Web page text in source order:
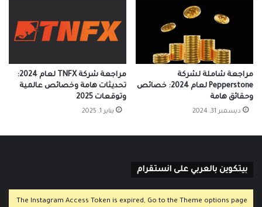
مراجعة شركة TNFX لعام 2024:
تحديثات هامة وخصائص عالمية
وتوقعات 2025
يناير 1, 2025
مراجعة شاملة لشركة
Pepperstone لعام 2024: خصائص
وحقائق هامة
ديسمبر 31, 2024
بيتكوين بالعربي على انستقرام
The Instagram Access Token is expired, Go to the Theme options page